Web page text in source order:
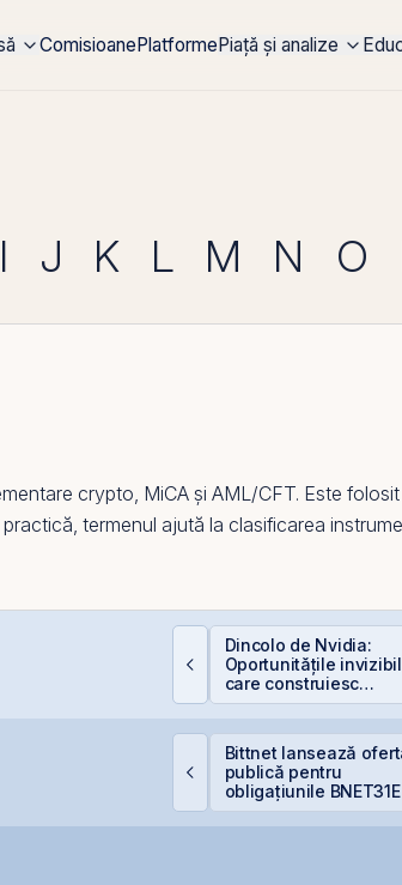
ComisioanePlatformePiață și analize
I J K L M N O
crypto, MiCA și AML/CFT. Este
termenul ajută la clasificarea
Dincolo de Nvidia:
Oportunitățile
care construiesc
viitorul AI
Bittnet lansează
publică pentru
obligațiunile BNET31E